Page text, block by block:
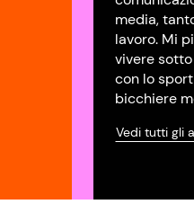
media,
lavoro. Mi
vivere
con lo
bicchiere
Vedi tutti gli